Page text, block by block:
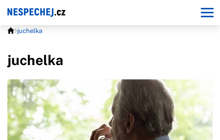
juchelka
juchelka